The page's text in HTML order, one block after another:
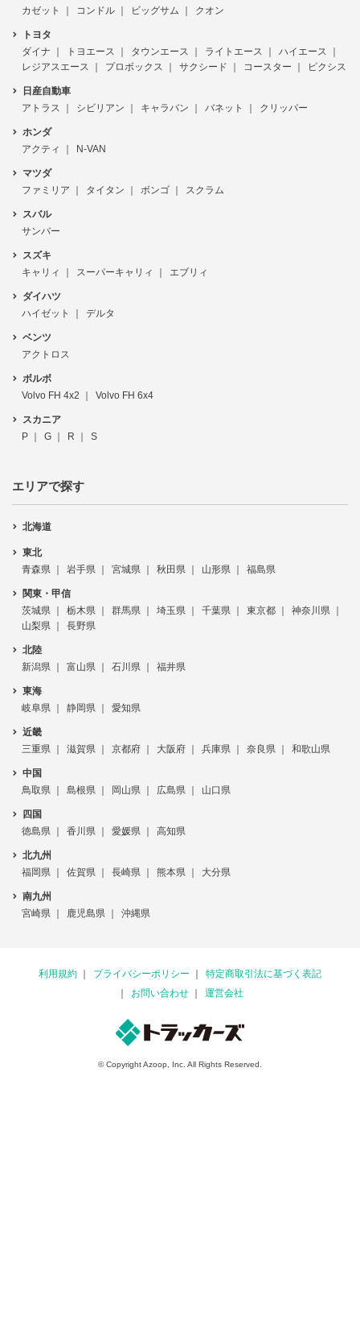
カゼット
コンドル ビッグサム クオン
トヨタ
ダイナ
トヨエース タウンエース ライトエース
ハイエース
レジアスエース
プロボックス サクシード コースター ピクシス
日産自動車
アトラス
シビリアン キャラバン バネット クリッパー
ホンダ
アクティ
N-VAN
マツダ
ファミリア
タイタン ボンゴ スクラム
スバル
サンバー
スズキ
キャリィ
スーパーキャリィ エブリィ
ダイハツ
ハイゼット
デルタ
ベンツ
アクトロス
ボルボ
Volvo FH 4x2
Volvo FH 6x4
スカニア
P
G R S
エリアで探す
北海道
東北
青森県
岩手県 宮城県 秋田県 山形県 福島県
関東・甲信
茨城県
栃木県 群馬県 埼玉県 千葉県 東京都
神奈川県
山梨県
長野県
北陸
新潟県
富山県 石川県 福井県
東海
岐阜県
静岡県 愛知県
近畿
三重県
滋賀県 京都府 大阪府 兵庫県 奈良県 和歌山県
中国
鳥取県
島根県 岡山県 広島県 山口県
四国
徳島県
香川県 愛媛県 高知県
北九州
福岡県
佐賀県 長崎県 熊本県 大分県
南九州
宮崎県
鹿児島県 沖縄県
利用規約 プライバシーポリシー
特定商取引法に基づく表記
お問い合わせ
運営会社
© Copyright Azoop, Inc. All Rights Reserved.